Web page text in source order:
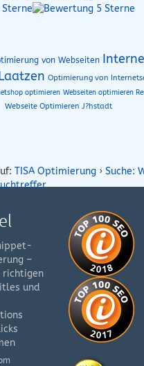
von Webseiten
Optimierung von
optimieren Webseiten optimieren
Webseite Optimieren J?hstadt
TISA Optimierung › Suche:
–
richtigen
und